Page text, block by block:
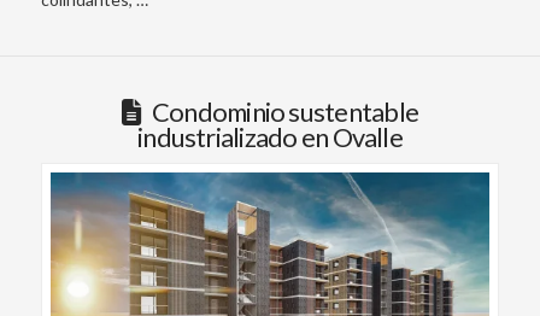
Condominio sustentable
industrializado en Ovalle